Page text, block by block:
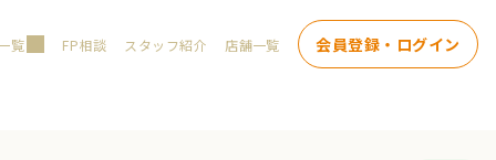
覧 FP相談 スタッフ紹介 店舗一覧 会員登録・ログイン